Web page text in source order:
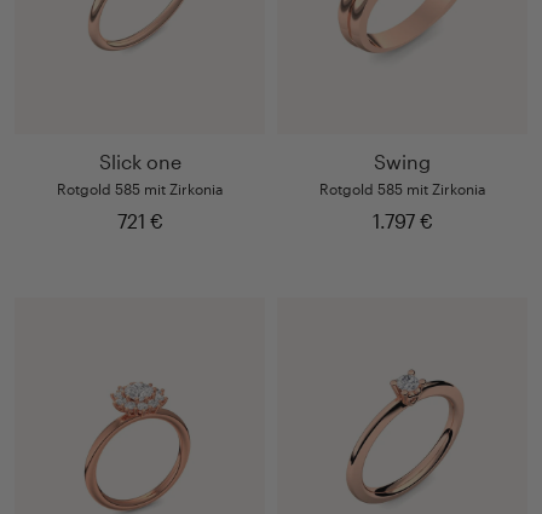
Slick one
Rotgold 585 mit Zirkonia
721 €
Swing
Rotgold 585 mit Zirkonia
1.797 €